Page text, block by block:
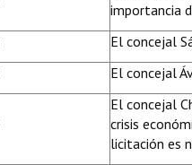
importancia
El concejal
El concejal
El concejal
crisis
licitación es